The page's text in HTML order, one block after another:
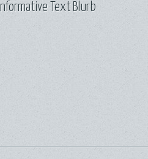
Text Blurb